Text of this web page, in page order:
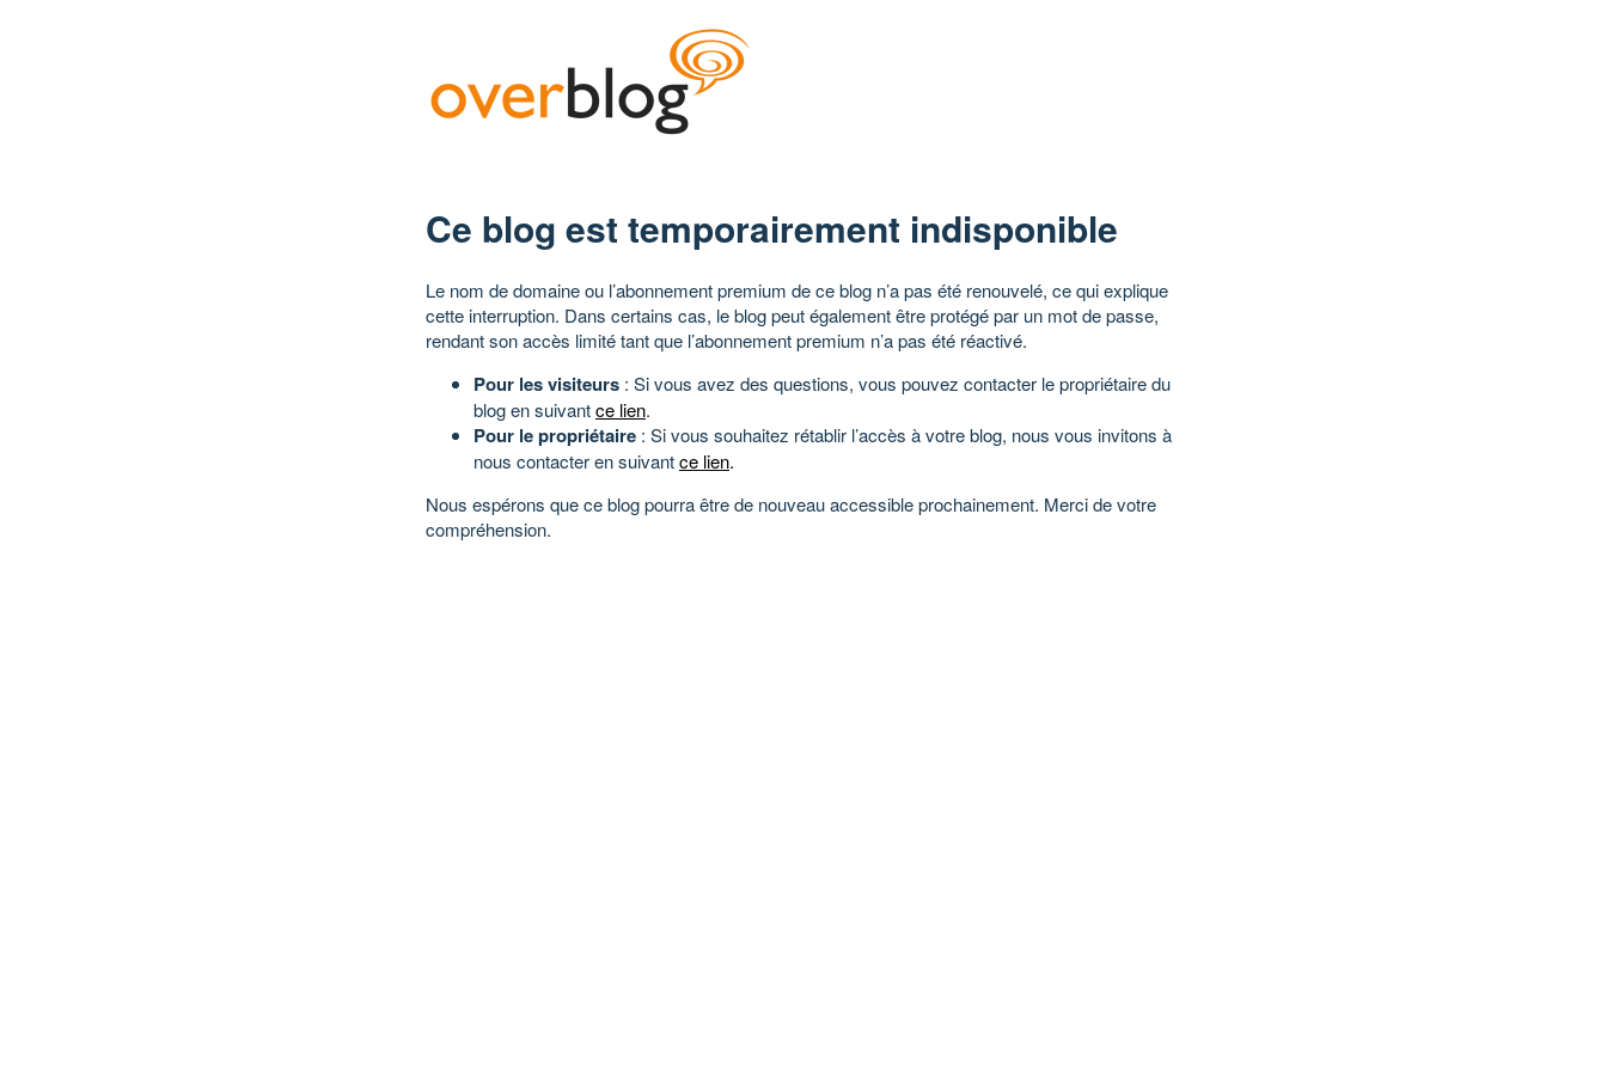
Ce blog est temporairement indisponible
Le nom de domaine ou l’abonnement premium de ce blog n’a pas été renouvelé, ce qui explique
cette interruption. Dans certains cas, le blog peut également être protégé par un mot de passe,
rendant son accès limité tant que l’abonnement premium n’a pas été réactivé.
Pour les visiteurs : Si vous avez des questions, vous pouvez contacter le propriétaire du
blog en suivantce lien.
Pour le propriétaire : Si vous souhaitez rétablir l’accès à votre blog, nous vous invitons à
nous contacter en suivantce lien.
Nous espérons que ce blog pourra être de nouveau accessible prochainement. Merci de votre
compréhension.